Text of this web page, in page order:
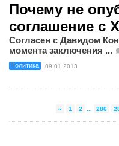
Почему не
соглашение с
Согласен с Давидом
момента заключения ...
Политика 09.01.2013
« 1 2 286